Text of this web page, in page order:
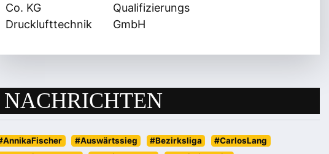
NACHRICHTEN
#Auswärtssieg #Bezirksliga
#CarlosLang